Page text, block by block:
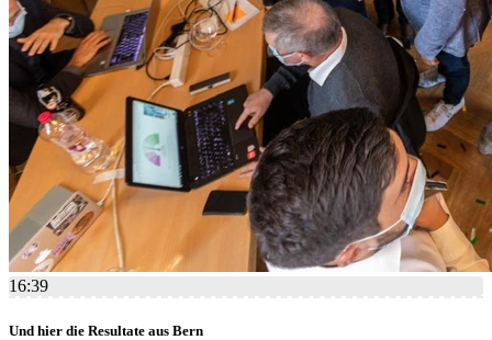
16:39
Und hier die Resultate aus Bern